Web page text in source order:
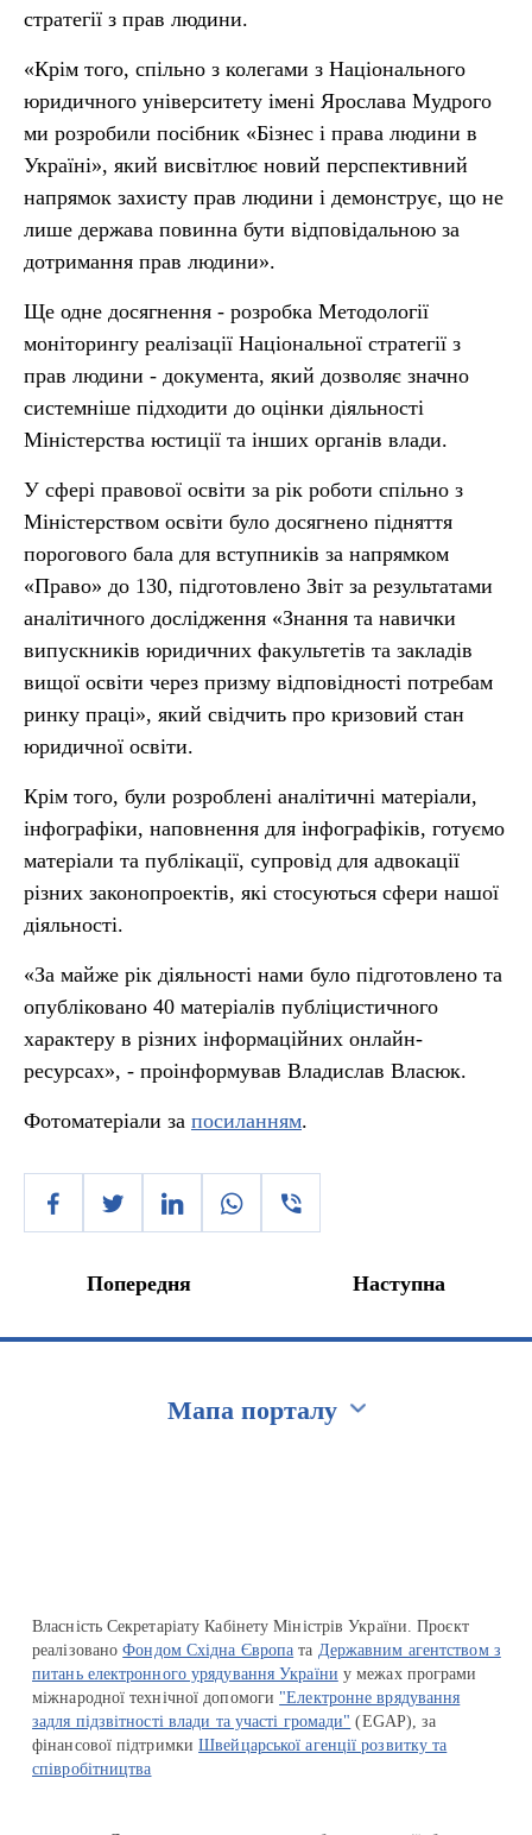
стратегії з прав людини.
«Крім того, спільно з колегами з Національного
юридичного університету імені Ярослава Мудрого
ми розробили посібник «Бізнес і права людини в
Україні», який висвітлює новий перспективний
напрямок захисту прав людини і демонструє, що не
лише держава повинна бути відповідальною за
дотримання прав людини».
Ще одне досягнення - розробка Методології
моніторингу реалізації Національної стратегії з
прав людини - документа, який дозволяє значно
системніше підходити до оцінки діяльності
Міністерства юстиції та інших органів влади.
У сфері правової освіти за рік роботи спільно з
Міністерством освіти було досягнено підняття
порогового бала для вступників за напрямком
«Право» до 130, підготовлено Звіт за результатами
аналітичного дослідження «Знання та навички
випускників юридичних факультетів та закладів
вищої освіти через призму відповідності потребам
ринку праці», який свідчить про кризовий стан
юридичної освіти.
Крім того, були розроблені аналітичні матеріали,
інфографіки, наповнення для інфографіків, готуємо
матеріали та публікації, супровід для адвокації
різних законопроектів, які стосуються сфери нашої
діяльності.
«За майже рік діяльності нами було підготовлено та
опубліковано 40 матеріалів публіцистичного
характеру в різних інформаційних онлайн-
ресурсах», - проінформував Владислав Власюк.
Фотоматеріали за посиланням.
Попередня Наступна
Мапа порталу
Власність Секретаріату Кабінету Міністрів України. Проєкт
реалізованоФондом Східна Європа та Державним агентством з
питань електронного урядування України у межах програми
міжнародної технічної допомоги "Електронне врядування
задля підзвітності влади та участі громади" (EGAP), за
фінансової підтримкиШвейцарської агенції розвитку та
співробітництва